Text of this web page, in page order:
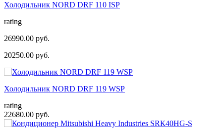
Холодильник NORD DRF 110 ISP
rating
26990.00 руб.
20250.00 руб.
Холодильник NORD DRF 119 WSP
rating
22680.00 руб.